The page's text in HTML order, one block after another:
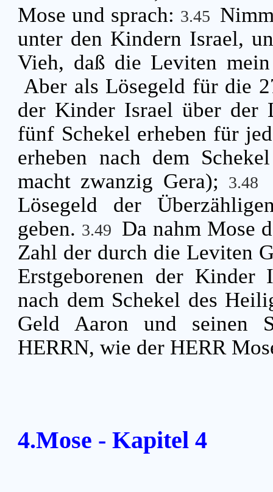
Mose und sprach: 3.45
unter den Kindern Israel,
Vieh, daß die Leviten
Aber als Lösegeld für die
der Kinder Israel über
fünf Schekel erheben für
erheben nach dem
macht zwanzig Gera);
3.48
Lösegeld der
geben. 3.49
Da nahm Mose
Zahl der durch die Leviten
Erstgeborenen der Kinder
nach dem Schekel des
Geld Aaron und seinen
HERRN, wie der HERR
4.Mose - Kapitel 4